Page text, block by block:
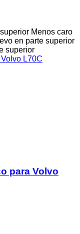
Menos caro
en parte superior
superior
para Volvo